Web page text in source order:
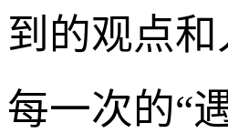
到的观点
每一次的“